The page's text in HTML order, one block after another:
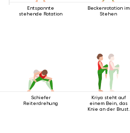
Entspannte
stehende Rotation
Beckenrotation im
Stehen
Schiefer
Reiterdrehung
Kriya steht auf
einem Bein, das
Knie an der Brust.